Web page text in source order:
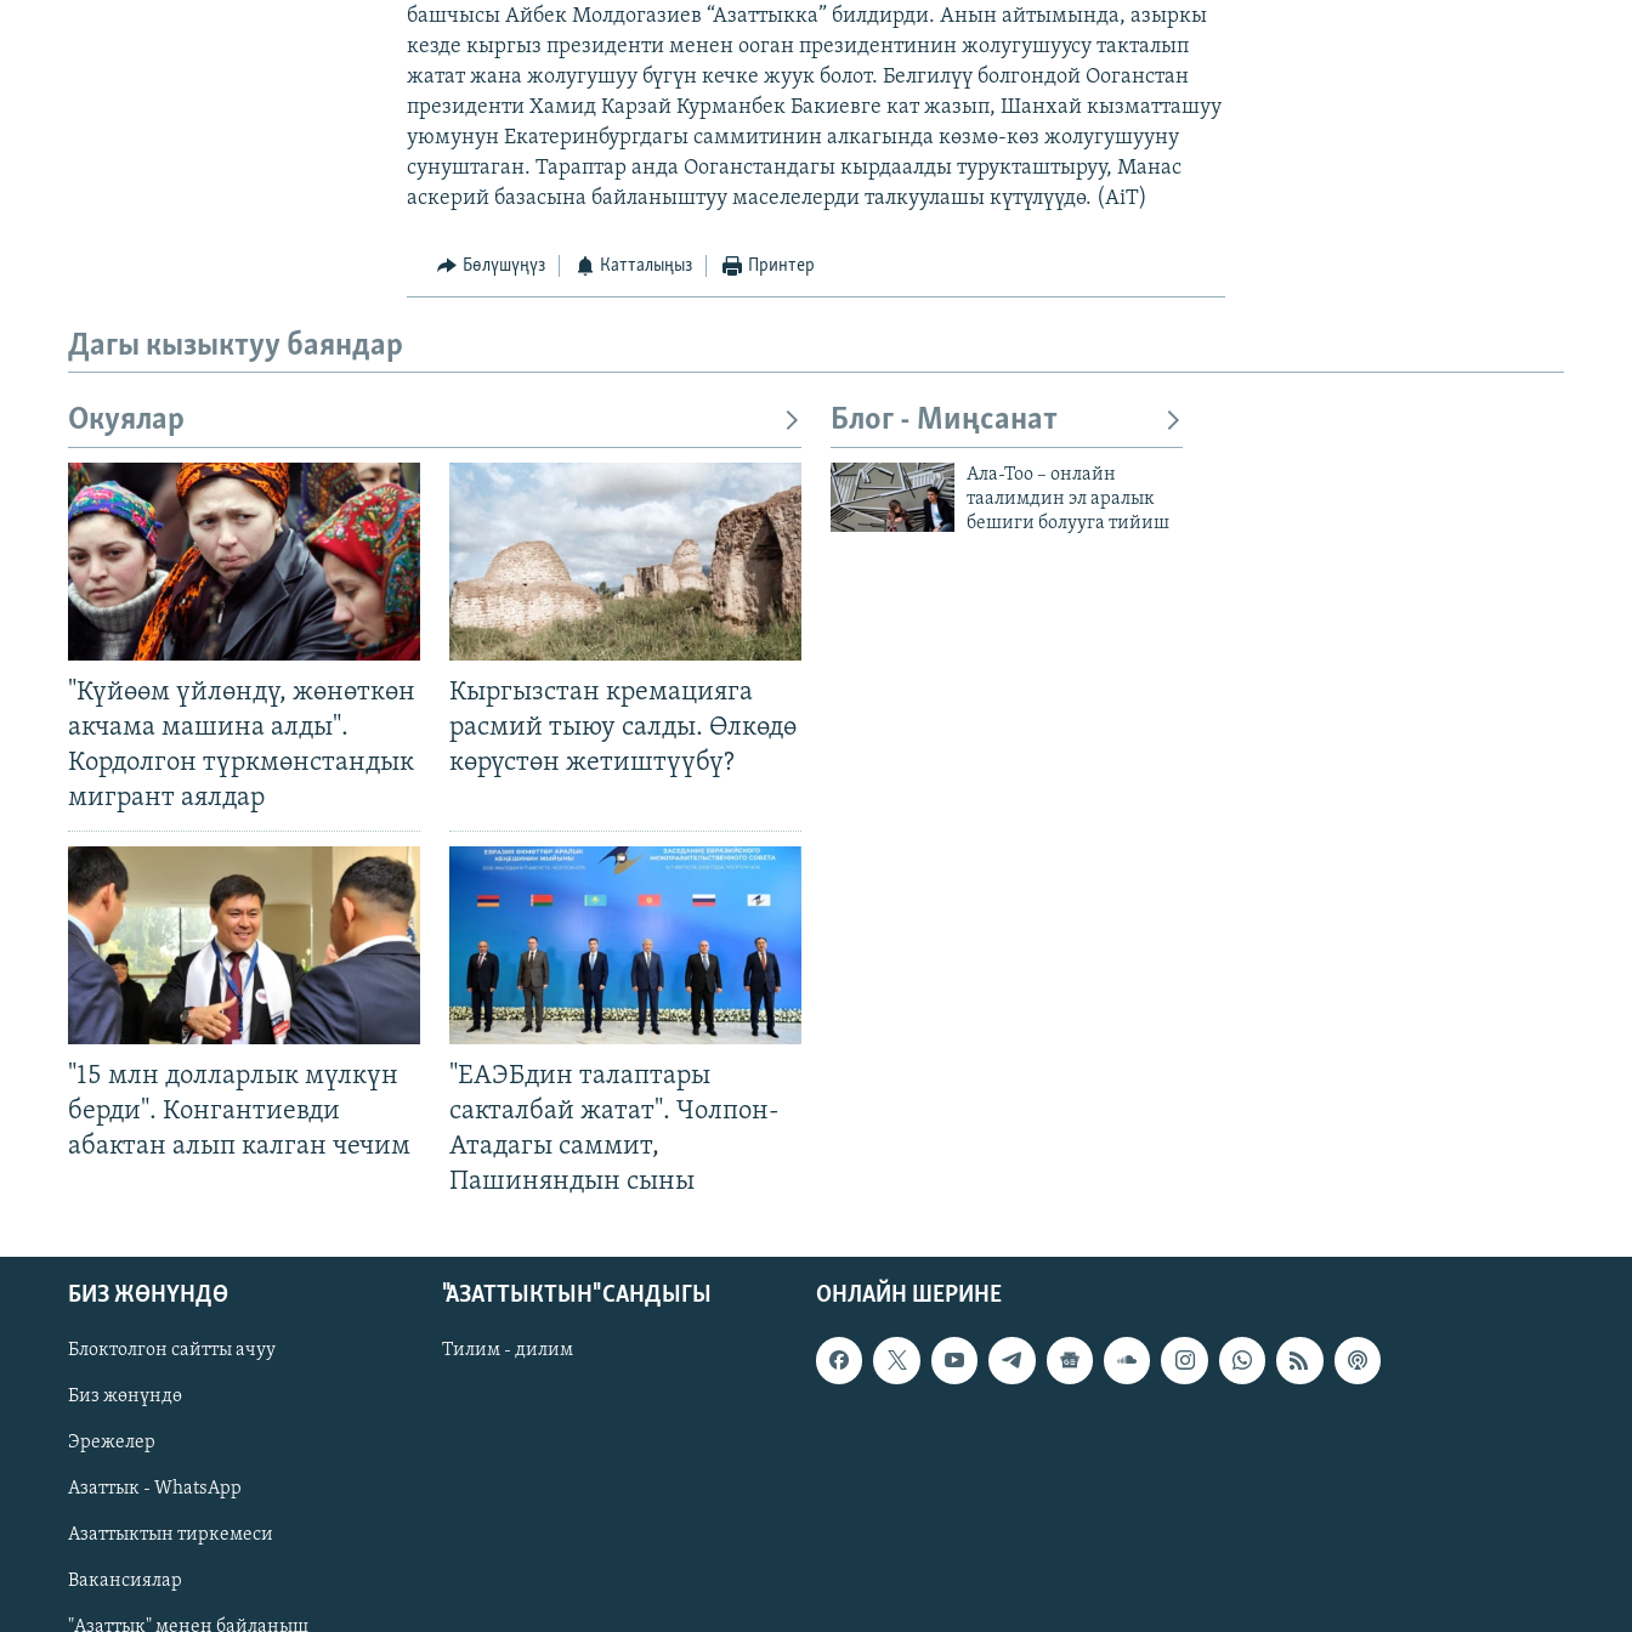
Русский
ОНЛАЙН ШЕРИНЕ
башчысы Айбек Молдогазиев “Азаттыкка” билдирди. Анын айтымында, азыркы
кезде кыргыз президенти менен ооган президентинин жолугушуусу такталып
жатат жана жолугушуу бүгүн кечке жуук болот. Белгилүү болгондой Ооганстан
президенти Хамид Карзай Курманбек Бакиевге кат жазып, Шанхай кызматташуу
уюмунун Екатеринбургдагы саммитинин алкагында көзмө-көз жолугушууну
сунуштаган. Тараптар анда Ооганстандагы кырдаалды турукташтыруу, Манас
аскерий базасына байланыштуу маселелерди талкуулашы күтүлүүдө. (AiT)
Бөлүшүңүз Катталыңыз Принтер
Дагы кызыктуу баяндар
Окуялар
"Күйөөм үйлөндү, жөнөткөн
акчама машина алды".
Кордолгон түркмөнстандык
мигрант аялдар
Кыргызстан кремацияга
расмий тыюу салды. Өлкөдө
көрүстөн жетиштүүбү?
"15 млн долларлык мүлкүн
берди". Конгантиевди
абактан алып калган чечим
"ЕАЭБдин талаптары
сакталбай жатат". Чолпон-
Атадагы саммит,
Пашиняндын сыны
Блог - Миңсанат
Ала-Тоо – онлайн
таалимдин эл аралык
бешиги болууга тийиш
ОНЛАЙН ШЕРИНЕ
БИЗ ЖӨНҮНДӨ
Блоктолгон сайтты ачуу
Биз жөнүндө
Эрежелер
Азаттык - WhatsApp
Азаттыктын тиркемеси
Вакансиялар
"Азаттык" менен байланыш
"АЗАТТЫКТЫН" САНДЫГЫ
Тилим - дилим